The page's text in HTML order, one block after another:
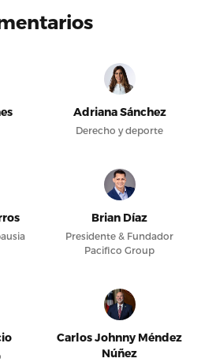
Adriana Sánchez
Derecho y deporte
Brian Díaz
Presidente & Fundador
Pacifico Group
Carlos Johnny Méndez
Núñez